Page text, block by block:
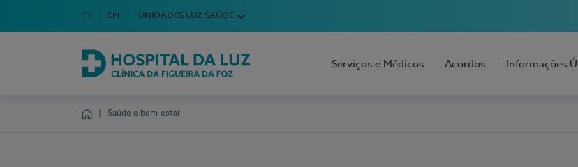
Escolha o seu idioma
Idioma em Português
PT English Language
EN UNIDADES LUZ SAÚDE
Hospital da Luz Clínica da Figueira da Foz
Serviços e Médicos Acordos Informações
Saúde e bem-estar